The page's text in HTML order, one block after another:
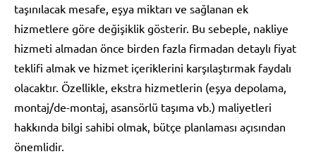
taşınılacak mesafe, eşya miktarı ve sağlanan ek
hizmetlere göre değişiklik gösterir. Bu sebeple, nakliye
hizmeti almadan önce birden fazla firmadan detaylı fiyat
teklifi almak ve hizmet içeriklerini karşılaştırmak faydalı
olacaktır. Özellikle, ekstra hizmetlerin (eşya depolama,
montaj/de-montaj, asansörlü taşıma vb.) maliyetleri
hakkında bilgi sahibi olmak, bütçe planlaması açısından
önemlidir.